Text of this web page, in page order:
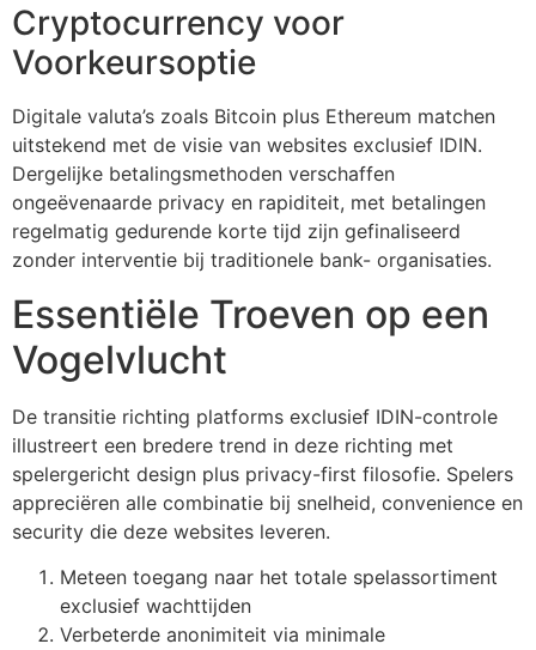
Cryptocurrency voor
Voorkeursoptie
Digitale valuta’s zoals Bitcoin plus Ethereum matchen
uitstekend met de visie van websites exclusief IDIN.
Dergelijke betalingsmethoden verschaffen
ongeëvenaarde privacy en rapiditeit, met betalingen
regelmatig gedurende korte tijd zijn gefinaliseerd
zonder interventie bij traditionele bank- organisaties.
Essentiële Troeven op een
Vogelvlucht
De transitie richting platforms exclusief IDIN-controle
illustreert een bredere trend in deze richting met
spelergericht design plus privacy-first filosofie. Spelers
appreciëren alle combinatie bij snelheid, convenience en
security die deze websites leveren.
Meteen toegang naar het totale spelassortiment
exclusief wachttijden
Verbeterde anonimiteit via minimale